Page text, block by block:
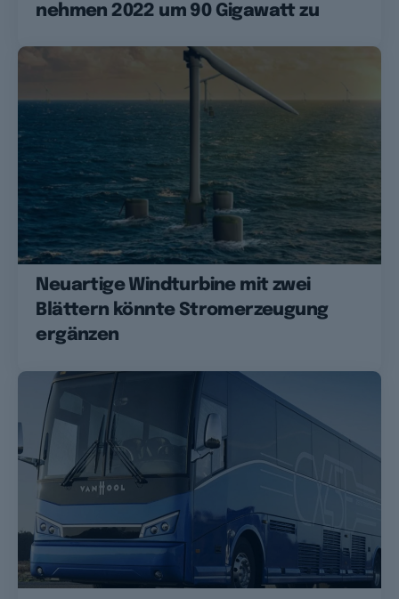
nehmen 2022 um 90 Gigawatt zu
Neuartige Windturbine mit zwei
Blättern könnte Stromerzeugung
ergänzen